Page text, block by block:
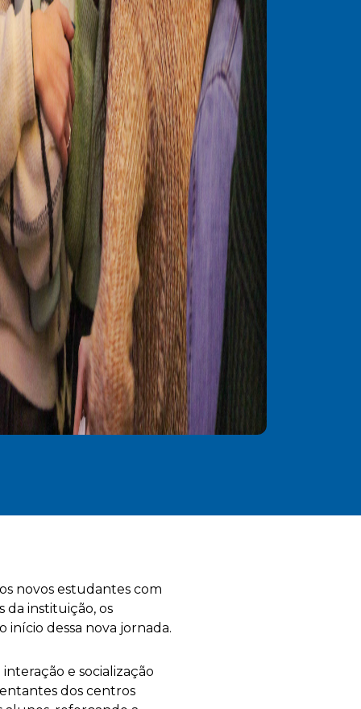
novos estudantes com
da instituição, os
dessa nova jornada.
e socialização
dos centros